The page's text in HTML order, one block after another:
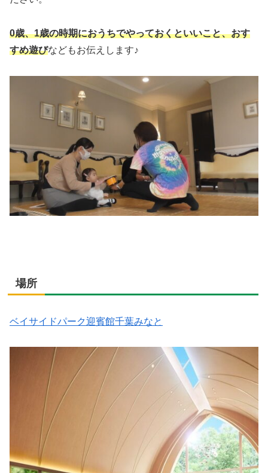
0歳、1歳の時期におうちでやっておくといいこと、おす
すめ遊びなどもお伝えします♪
場所
ベイサイドパーク迎賓館千葉みなと